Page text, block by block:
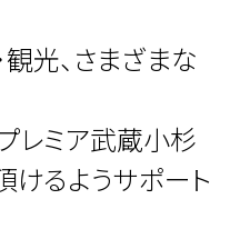
光、さまざまな
レミア武蔵小杉
るようサポート